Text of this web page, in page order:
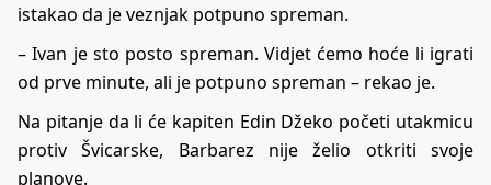
istakao da je veznjak potpuno spreman.
– Ivan je sto posto spreman. Vidjet ćemo hoće li igrati
od prve minute, ali je potpuno spreman – rekao je.
Na pitanje da li će kapiten Edin Džeko početi utakmicu
protiv Švicarske, Barbarez nije želio otkriti svoje
planove.